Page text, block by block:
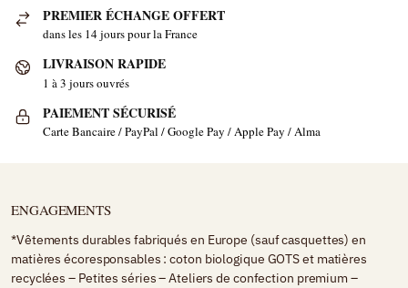
PREMIER ÉCHANGE OFFERT
dans les 14 jours pour la France
LIVRAISON RAPIDE
1 à 3 jours ouvrés
PAIEMENT SÉCURISÉ
Carte Bancaire / PayPal / Google Pay / Apple Pay / Alma
ENGAGEMENTS
*Vêtements durables fabriqués en Europe (sauf casquettes) en
matières écoresponsables : coton biologique GOTS et matières
recyclées – Petites séries – Ateliers de confection premium –